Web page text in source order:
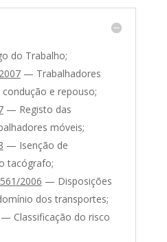
do Trabalho;
— Trabalhadores
e repouso;
— Registo das
móveis;
— Isenção de
tacógrafo;
2006 — Disposições
dos transportes;
Classificação do risco